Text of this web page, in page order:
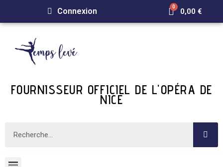
Connexion 0,00 €
FOURNISSEUR OFFICIEL DE L'OPÉRA DE
NICE